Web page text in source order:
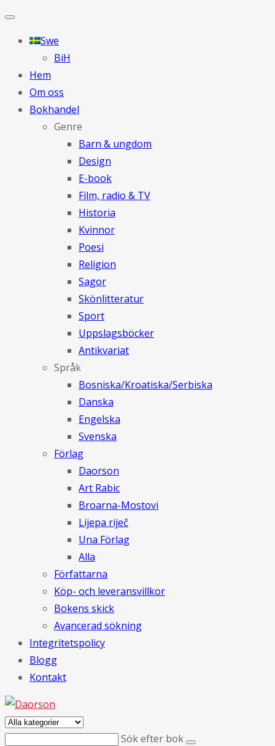
Swe
BiH
Hem
Om oss
Bokhandel
Genre
Barn & ungdom
Design
E-book
Film, radio & TV
Historia
Kvinnor
Poesi
Religion
Sagor
Skönlitteratur
Sport
Uppslagsböcker
Antikvariat
Språk
Bosniska/Kroatiska/Serbiska
Danska
Engelska
Svenska
Förlag
Daorson
Art Rabic
Broarna-Mostovi
Lijepa riječ
Una Förlag
Alla
Författarna
Köp- och leveransvillkor
Bokens skick
Avancerad sökning
Integritetspolicy
Blogg
Kontakt
Sök efter bok